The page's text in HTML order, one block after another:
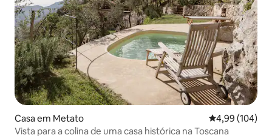
Casa em Metato Classificação
4,99 (104)
Vista para a colina de uma casa histórica na Toscana